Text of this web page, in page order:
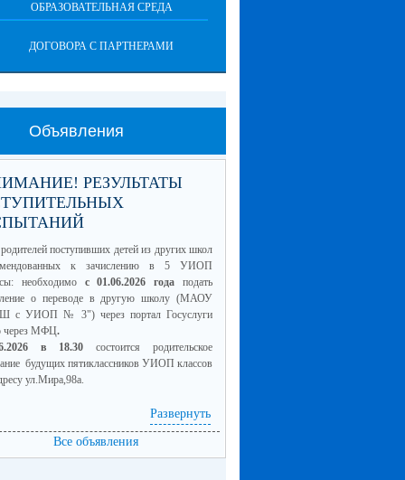
ОБРАЗОВАТЕЛЬНАЯ СРЕДА
ДОГОВОРА С ПАРТНЕРАМИ
Объявления
РЕЗУЛЬТАТЫ
поступивших детей из других школ
к зачислению в 5 УИОП
необходимо с 01.06.2026 года подать
о переводе в другую школу (МАОУ
с УИОП № 3") через портал Госуслуги
через МФЦ.
в 18.30 состоится родительское
будущих пятиклассников УИОП классов
ул.Мира,98а.
4 класс для сайта.pdf(скачать)
Развернуть
Все объявления